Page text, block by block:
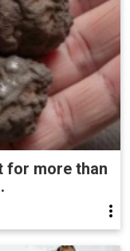
for more than